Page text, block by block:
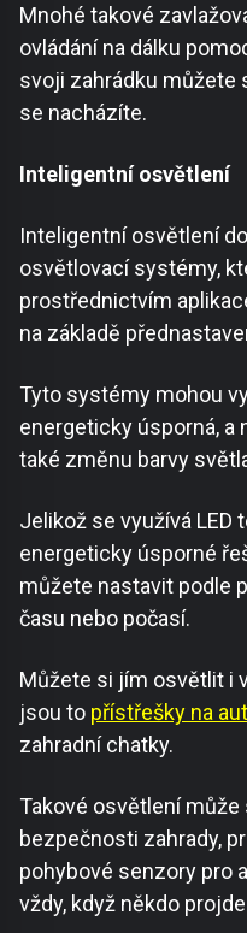
Mnohé takové
ovládání na dálku
svoji zahrádku můžete
se nacházíte.
Inteligentní osvětlení
Inteligentní osvětlení
osvětlovací systémy,
prostřednictvím
na základě
Tyto systémy mohou
energeticky úsporná,
také změnu barvy
Jelikož se využívá LED
energeticky úsporné
můžete nastavit podle
času nebo počasí.
Můžete si jím osvětlit i
jsou to přístřešky na
zahradní chatky.
Takové osvětlení
bezpečnosti zahrady,
pohybové senzory pro
vždy, když někdo